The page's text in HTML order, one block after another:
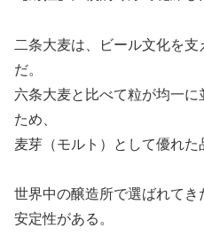
二条大麦は、ビール文化を
だ。
六条大麦と比べて粒が均一
ため、
麦芽（モルト）として優れた
世界中の醸造所で選ばれて
安定性がある。